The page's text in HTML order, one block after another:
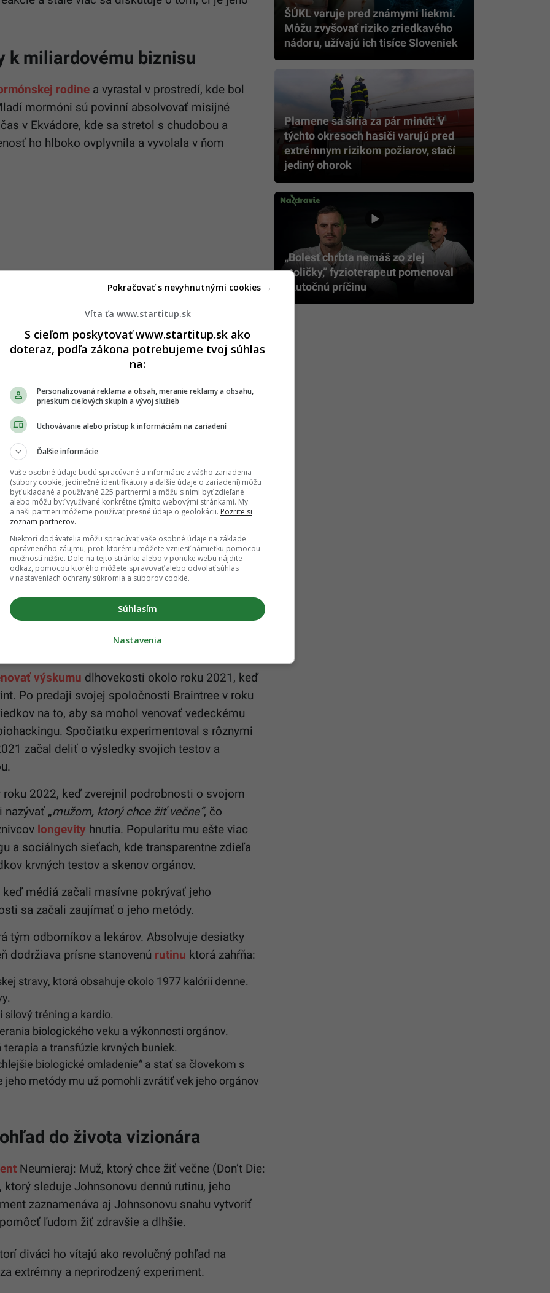
k miliardovému biznisu
rodine a vyrastal v prostredí, kde bol
mormóni sú povinní absolvovať misijné
v Ekvádore, kde sa stretol s chudobou a
ho hlboko ovplyvnila a vyvolala v ňom
dogmy a hľadať vlastnú cestu. Ako
cirkvi ho psychicky aj fyzicky vyčerpávalo a
mu prinieslo, až keď ju opustil, čo ho stálo aj
na podnikanie a založil spoločnosť Braintree,
platieb. V roku 2013 predal Braintree
čo mu zabezpečilo finančnú slobodu. Táto
jeho vedeckých a biohackingových
ľudského tela
výskumu dlhovekosti okolo roku 2021, keď
Po predaji svojej spoločnosti Braintree v roku
na to, aby sa mohol venovať vedeckému
Spočiatku experimentoval s rôznymi
začal deliť o výsledky svojich testov a
2022, keď zverejnil podrobnosti o svojom
„mužom, ktorý chce žiť večne“, čo
longevity hnutia. Popularitu mu ešte viac
a sociálnych sieťach, kde transparentne zdieľa
krvných testov a skenov orgánov.
médiá začali masívne pokrývať jeho
sa začali zaujímať o jeho metódy.
tým odborníkov a lekárov. Absolvuje desiatky
dodržiava prísne stanovenú rutinu ktorá zahŕňa:
stravy, ktorá obsahuje okolo 1977 kalórií denne.
tréning a kardio.
biologického veku a výkonnosti orgánov.
a transfúzie krvných buniek.
biologické omladenie“ a stať sa človekom s
metódy mu už pomohli zvrátiť vek jeho orgánov
do života vizionára
Neumieraj: Muž, ktorý chce žiť večne (Don’t Die:
sleduje Johnsonovu dennú rutinu, jeho
zaznamenáva aj Johnsonovu snahu vytvoriť
ľudom žiť zdravšie a dlhšie.
diváci ho vítajú ako revolučný pohľad na
extrémny a neprirodzený experiment.
ŠÚKL varuje pred známymi liekmi.
Môžu zvyšovať riziko zriedkavého
nádoru, užívajú ich tisíce Sloveniek
Plamene sa šíria za pár minút: V
týchto okresoch hasiči varujú pred
extrémnym rizikom požiarov, stačí
jediný ohorok
„Bolesť chrbta nemáš zo zlej
stoličky,” fyzioterapeut pomenoval
skutočnú príčinu
Víta ťa www.startitup.sk
S cieľom poskytovať www.startitup.sk ako
doteraz, podľa zákona potrebujeme tvoj súhlas
na:
Personalizovaná reklama a obsah, meranie reklamy a obsahu,
prieskum cieľových skupín a vývoj služieb
Uchovávanie alebo prístup k informáciám na zariadení
Ďalšie informácie
Vaše osobné údaje budú spracúvané a informácie z vášho zariadenia
(súbory cookie, jedinečné identifikátory a ďalšie údaje o zariadení) môžu
byť ukladané a používané 225 partnermi a môžu s nimi byť zdieľané
alebo môžu byť využívané konkrétne týmito webovými stránkami. My
a naši partneri môžeme používať presné údaje o geolokácii. Pozrite si
zoznam partnerov.
Niektorí dodávatelia môžu spracúvať vaše osobné údaje na základe
oprávneného záujmu, proti ktorému môžete vzniesť námietku pomocou
možností nižšie. Dole na tejto stránke alebo v ponuke webu nájdite
odkaz, pomocou ktorého môžete spravovať alebo odvolať súhlas
v nastaveniach ochrany súkromia a súborov cookie.
Súhlasím
Pokračovať s nevyhnutnými cookies →
Nastavenia